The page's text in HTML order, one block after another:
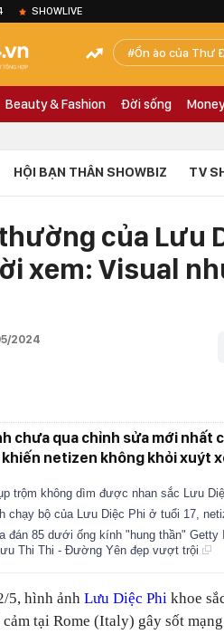
SHOWLIVE
Ồn ào của Thư
Beauty & Fashion Đời sống
HỘI BẠN THÂN SHOWBIZ TV
của Lưu
xem: Visual
2024
chưa qua chỉnh sửa mới nhất
netizen không khỏi xuýt
trộm không dìm được nhan sắc Lưu
chạy bộ của Lưu Diệc Phi ở tuổi 17,
đán 85 dưới ống kính "hung thần"
Thi Thi - Đường Yên đẹp vượt trội
5, hình ảnh Lưu Diệc Phi khoe
tại Rome (Italy) gây sốt